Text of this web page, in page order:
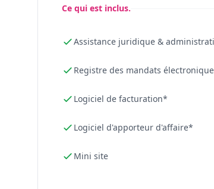
Ce qui est inclus.
Assistance juridique &
Registre des mandats
Logiciel de facturation*
Logiciel d'apporteur d'affaire*
Mini site